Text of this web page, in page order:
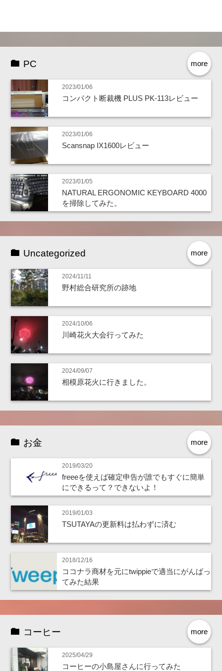
more
PC
2023/01/06
コンパクト断裁機 PLUS PK-113レビュー
2023/01/06
Scansnap IX1600レビュー
2023/01/05
NATURAL ERGONOMIC KEYBOARD 4000
を掃除してみた。
more
Uncategorized
2024/11/11
野村総合研究所の跡地
2024/10/06
川崎花火大会行ってみた
2024/09/07
相模原花火に行きました。
more
お金
2019/03/20
freeeを使えば確定申告が誰でもすぐに簡単
にできるって？できないよ！
2019/01/03
TSUTAYAの更新料は払わずに済む
2018/12/16
ココナラ商材を元にtwippieで適当にがんばっ
てみた結果
more
コーヒー
2025/04/29
コーヒーの小島屋さんに行ってみた